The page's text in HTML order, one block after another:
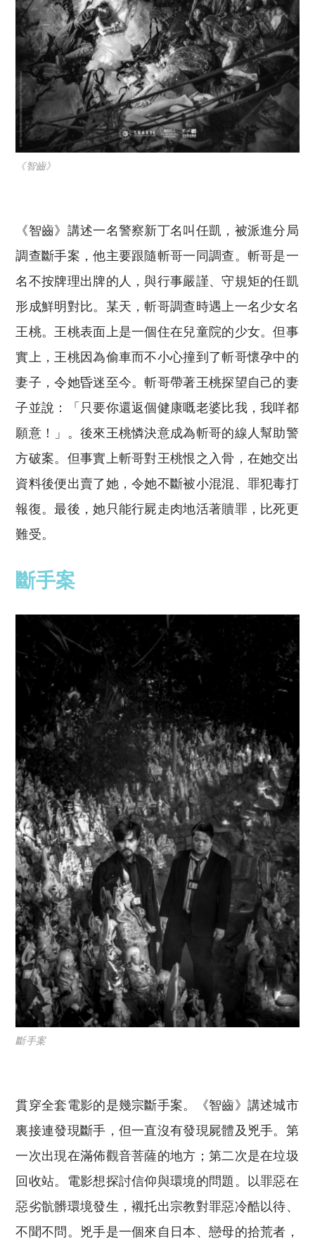
《智齒》
《智齒》講述一名警察新丁名叫任凱，被派進分局
調查斷手案，他主要跟隨斬哥一同調查。斬哥是一
名不按牌理出牌的人，與行事嚴謹、守規矩的任凱
形成鮮明對比。某天，斬哥調查時遇上一名少女名
王桃。王桃表面上是一個住在兒童院的少女。但事
實上，王桃因為偷車而不小心撞到了斬哥懷孕中的
妻子，令她昏迷至今。斬哥帶著王桃探望自己的妻
子並說：「只要你還返個健康嘅老婆比我，我咩都
願意！」。後來王桃憐決意成為斬哥的線人幫助警
方破案。但事實上斬哥對王桃恨之入骨，在她交出
資料後便出賣了她，令她不斷被小混混、罪犯毒打
報復。最後，她只能行屍走肉地活著贖罪，比死更
難受。
斷手案
斷手案
貫穿全套電影的是幾宗斷手案。《智齒》講述城市
裏接連發現斷手，但一直沒有發現屍體及兇手。第
一次出現在滿佈觀音菩薩的地方；第二次是在垃圾
回收站。電影想探討信仰與環境的問題。以罪惡在
惡劣骯髒環境發生，襯托出宗教對罪惡冷酷以待、
不聞不問。兇手是一個來自日本、戀母的拾荒者，